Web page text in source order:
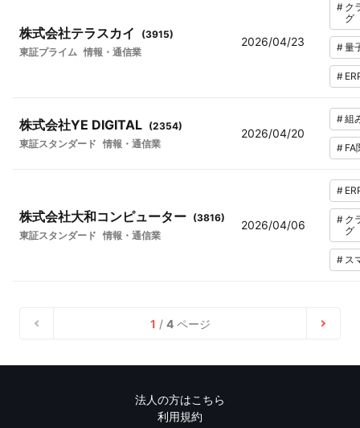
株式会社テラスカイ (3915)
東証プライム 情報・通信業
2026/04/23
# ク
グ
#量
#
株式会社YE DIGITAL (2354)
東証スタンダード 情報・通信業
2026/04/20
#組
# FA
株式会社大和コンピューター (3816)
東証スタンダード 情報・通信業
2026/04/06
#
# ク
グ
# ス
1 / 4ページ
法人の方はこちら
利用規約